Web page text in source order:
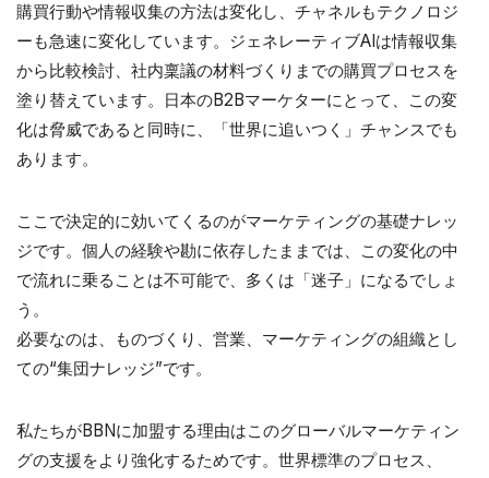
購買行動や情報収集の方法は変化し、チャネルもテクノロジ
ーも急速に変化しています。ジェネレーティブAIは情報収集
から比較検討、社内稟議の材料づくりまでの購買プロセスを
塗り替えています。日本のB2Bマーケターにとって、この変
化は脅威であると同時に、「世界に追いつく」チャンスでも
あります。
ここで決定的に効いてくるのがマーケティングの基礎ナレッ
ジです。個人の経験や勘に依存したままでは、この変化の中
で流れに乗ることは不可能で、多くは「迷子」になるでしょ
う。
必要なのは、ものづくり、営業、マーケティングの組織とし
ての“集団ナレッジ”です。
私たちがBBNに加盟する理由はこのグローバルマーケティン
グの支援をより強化するためです。世界標準のプロセス、